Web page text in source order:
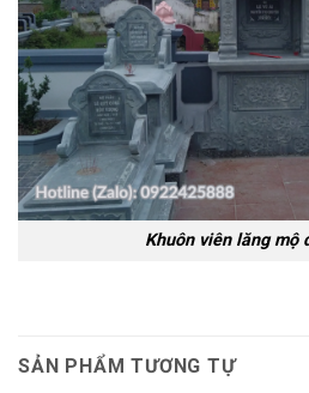
Khuôn viên lăng mộ
SẢN PHẨM TƯƠNG TỰ